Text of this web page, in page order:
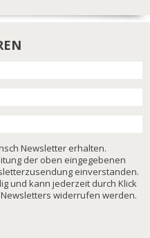
Newsletter erhalten.
der oben eingegebenen
einverstanden.
und kann jederzeit durch Klick
widerrufen werden.